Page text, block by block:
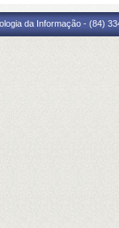
da Informação - (84)